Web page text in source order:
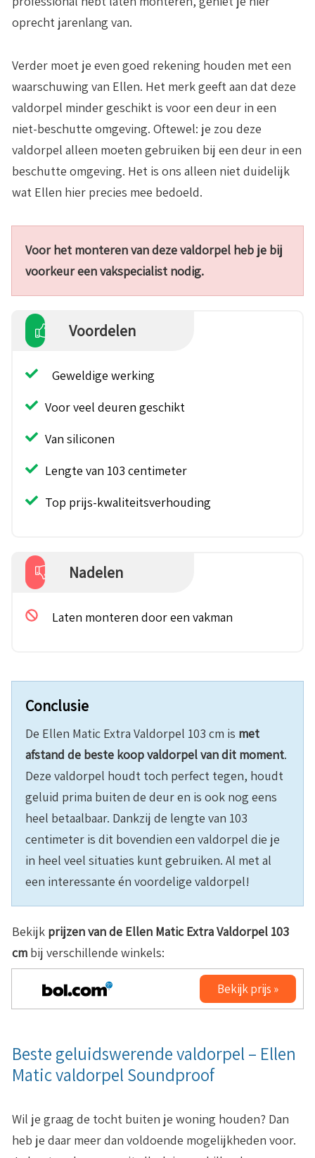
oprecht jarenlang van.
Verder moet je even goed rekening houden met een
waarschuwing van Ellen. Het merk geeft aan dat deze
valdorpel minder geschikt is voor een deur in een
niet-beschutte omgeving. Oftewel: je zou deze
valdorpel alleen moeten gebruiken bij een deur in een
beschutte omgeving. Het is ons alleen niet duidelijk
wat Ellen hier precies mee bedoeld.
Voor het monteren van deze valdorpel heb je bij
voorkeur een vakspecialist nodig.
Voordelen
Geweldige werking
Voor veel deuren geschikt
Van siliconen
Lengte van 103 centimeter
Top prijs-kwaliteitsverhouding
Nadelen
Laten monteren door een vakman
Conclusie
De Ellen Matic Extra Valdorpel 103 cm is met
afstand de beste koop valdorpel van dit moment.
Deze valdorpel houdt toch perfect tegen, houdt
geluid prima buiten de deur en is ook nog eens
heel betaalbaar. Dankzij de lengte van 103
centimeter is dit bovendien een valdorpel die je
in heel veel situaties kunt gebruiken. Al met al
een interessante én voordelige valdorpel!
Bekijk prijzen van de Ellen Matic Extra Valdorpel 103
cm bij verschillende winkels:
Bekijk prijs »
Beste geluidswerende valdorpel – Ellen
Matic valdorpel Soundproof
Wil je graag de tocht buiten je woning houden? Dan
heb je daar meer dan voldoende mogelijkheden voor.